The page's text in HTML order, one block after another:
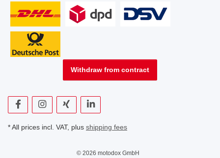
Withdraw from contract
* All prices incl. VAT, plus shipping fees
© 2026 motodox GmbH